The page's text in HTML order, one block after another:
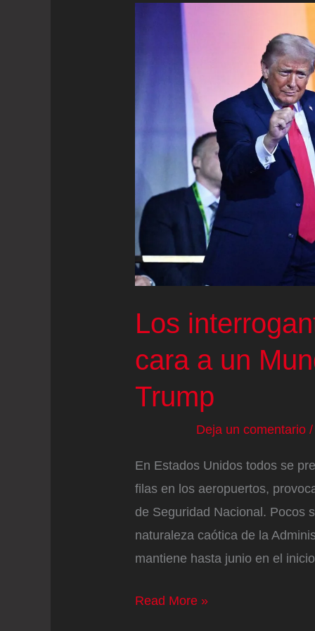
Los
cara a un
Trump
Deja un comentario /
En Estados Unidos todos se
filas en los aeropuertos,
de Seguridad Nacional. Pocos
naturaleza caótica de la
mantiene hasta junio en el
Los
Read More »